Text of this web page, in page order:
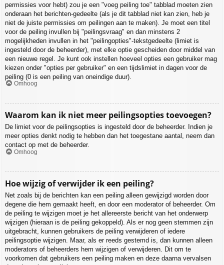
permissies voor hebt) zou je een "voeg peiling toe" tabblad moeten zien
onderaan het berichten-gedeelte (als je dit tabblad niet kan zien, heb je
niet de juiste permissies om peilingen aan te maken). Je moet een titel
voor de peiling invullen bij "peilingsvraag" en dan minstens 2
mogelijkheden invullen in het "peilingopties"-tekstgedeelte (limiet is
ingesteld door de beheerder), met elke optie gescheiden door middel van
een nieuwe regel. Je kunt ook instellen hoeveel opties een gebruiker mag
kiezen onder "opties per gebruiker" en een tijdslimiet in dagen voor de
peiling (0 is een peiling van oneindige duur).
Omhoog
Waarom kan ik niet meer peilingsopties toevoegen?
De limiet voor de peilingsopties is ingesteld door de beheerder. Indien je
meer opties denkt nodig te hebben dan het toegestane aantal, neem dan
contact op met de beheerder.
Omhoog
Hoe wijzig of verwijder ik een peiling?
Net zoals bij de berichten kan een peiling alleen gewijzigd worden door
degene die hem gemaakt heeft, en door een moderator of beheerder. Om
de peiling te wijzigen moet je het allereerste bericht van het onderwerp
wijzigen (hieraan is de peiling gekoppeld). Als er nog geen stemmen zijn
uitgebracht, kunnen gebruikers de peiling verwijderen of iedere
peilingsoptie wijzigen. Maar, als er reeds gestemd is, dan kunnen alleen
moderators of beheerders hem wijzigen of verwijderen. Dit om te
voorkomen dat gebruikers een peiling maken en deze daarna vervalsen